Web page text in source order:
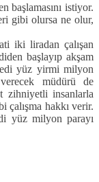
başlamasını istiyor.
gibi olursa ne olur,
iki liradan çalışan
başlayıp akşam
yüz yirmi milyon
müdürü de
zihniyetli insanlarla
hakkı verir.
yüz milyon parayı